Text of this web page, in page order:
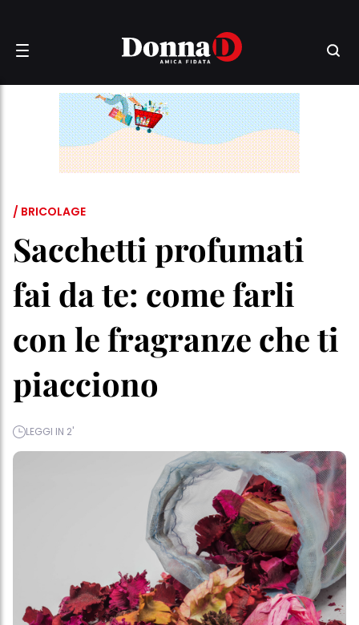
/ BRICOLAGE
Sacchetti profumati
fai da te: come farli
con le fragranze che ti
piacciono
LEGGI IN 2'